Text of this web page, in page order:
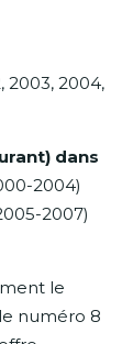
2003, 2004,
dans
2004)
2007)
le
numéro 8